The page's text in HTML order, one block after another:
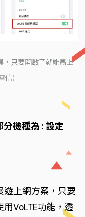
，只要開啟了就能馬上
信）
機種為 : 設定
遊上網方案，只要
VoLTE功能，透